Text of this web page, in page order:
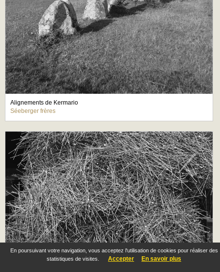
En poursuivant votre navigation, vous acceptez l'utilisation de cookies pour réaliser des
statistiques de visites.
Accepter En savoir plus
Alignements de Kermario
Séeberger frères